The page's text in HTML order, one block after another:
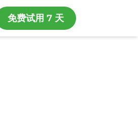
免费试用 7 天